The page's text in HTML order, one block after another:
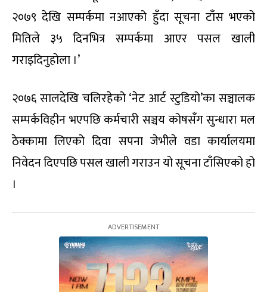
२०७९ देखि सम्पर्कमा नआएको हुँदा सूचना टाँस भएको
मितिले ३५ दिनभित्र सम्पर्कमा आएर पसल खाली
गराइदिनुहोला ।’
२०७६ सालदेखि चलिरहेको ‘नेट आर्ट स्टुडियो’का सञ्चालक
सम्पर्कविहीन भएपछि कर्मचारी सञ्चय कोषसँग सुन्धारा मल
ठेक्कामा लिएको दिवा सपना जेभीले वडा कार्यालयमा
निवेदन दिएपछि पसल खाली गराउन यो सूचना टाँसिएको हो
।